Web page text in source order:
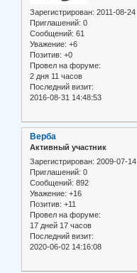
Зарегистрирован: 2011-08-24
Приглашений: 0
Сообщений: 61
Уважение: +6
Позитив: +0
Провел на форуме:
2 дня 11 часов
Последний визит:
2016-08-31 14:48:53
Верба
Активный участник
Зарегистрирован: 2009-07-14
Приглашений: 0
Сообщений: 892
Уважение: +16
Позитив: +11
Провел на форуме:
17 дней 17 часов
Последний визит:
2020-06-02 14:16:08